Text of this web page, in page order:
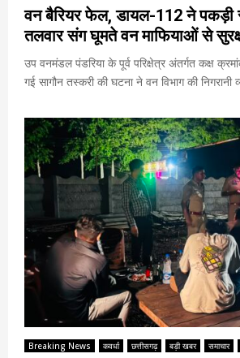
वन बैरियर फेल, डायल-112 ने पकड़ी
तलवार संग घूमते वन माफियाओं से
उप वनमंडल पंडरिया के पूर्व परिक्षेत्र अंतर्गत कक्ष
गई सागौन तस्करी की घटना ने वन विभाग की निगरानी
Breaking News कवर्धा छत्तीसगढ़ बड़ी खबर समाचार